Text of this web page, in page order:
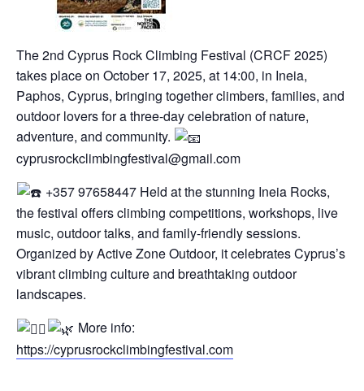
The 2nd Cyprus Rock Climbing Festival (CRCF 2025)
takes place on October 17, 2025, at 14:00, in Ineia,
Paphos, Cyprus, bringing together climbers, families, and
outdoor lovers for a three-day celebration of nature,
adventure, and community.
cyprusrockclimbingfestival@gmail.com
+357 97658447 Held at the stunning Ineia Rocks,
the festival offers climbing competitions, workshops, live
music, outdoor talks, and family-friendly sessions.
Organized by Active Zone Outdoor, it celebrates Cyprus’s
vibrant climbing culture and breathtaking outdoor
landscapes.
More info:
https://cyprusrockclimbingfestival.com